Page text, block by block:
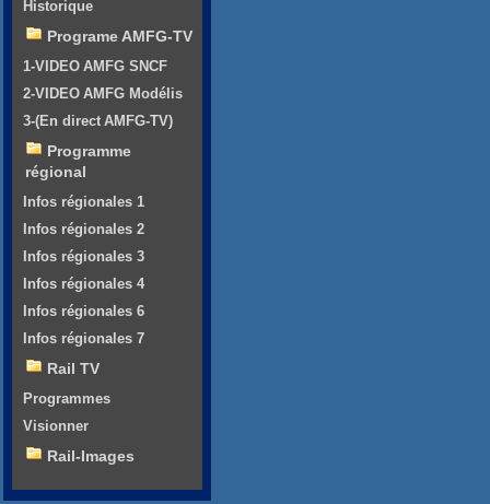
Historique
Programe AMFG-TV
1-VIDEO AMFG SNCF
2-VIDEO AMFG Modélis
3-(En direct AMFG-TV)
Programme
régional
Infos régionales 1
Infos régionales 2
Infos régionales 3
Infos régionales 4
Infos régionales 6
Infos régionales 7
Rail TV
Programmes
Visionner
Rail-Images